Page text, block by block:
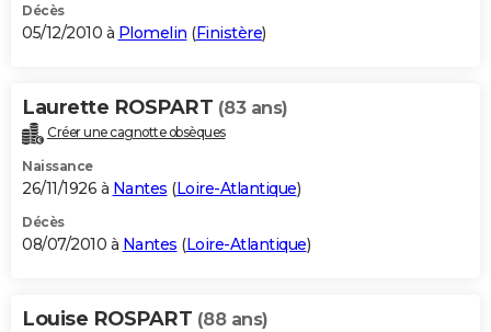
Décès
05/12/2010 à Plomelin (Finistère)
Laurette ROSPART (83 ans)
Créer une cagnotte obsèques
Naissance
26/11/1926 à Nantes (Loire-Atlantique)
Décès
08/07/2010 à Nantes (Loire-Atlantique)
Louise ROSPART (88 ans)